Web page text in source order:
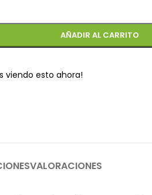
AÑADIR AL CARRITO
viendo esto ahora!
VALORACIONES